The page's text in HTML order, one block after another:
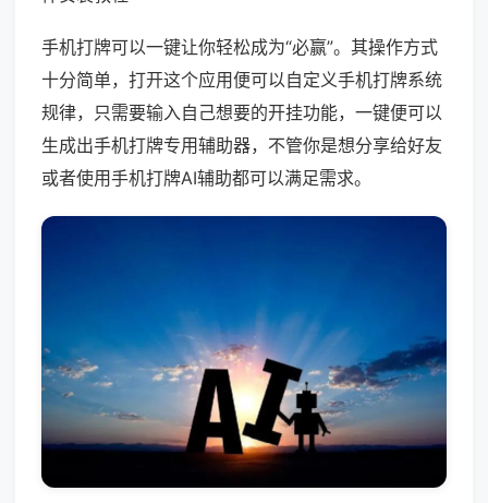
手机打牌可以一键让你轻松成为“必赢”。其操作方式
十分简单，打开这个应用便可以自定义手机打牌系统
规律，只需要输入自己想要的开挂功能，一键便可以
生成出手机打牌专用辅助器，不管你是想分享给好友
或者使用手机打牌AI辅助都可以满足需求。